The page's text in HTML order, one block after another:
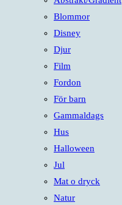
Blommor
Disney
Djur
Film
Fordon
För barn
Gammaldags
Hus
Halloween
Jul
Mat o dryck
Natur